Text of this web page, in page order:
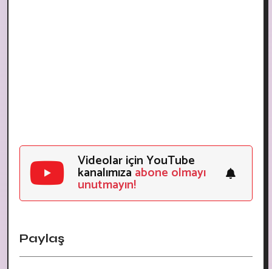
Videolar için YouTube
kanalımızaabone olmayı
unutmayın!
Paylaş